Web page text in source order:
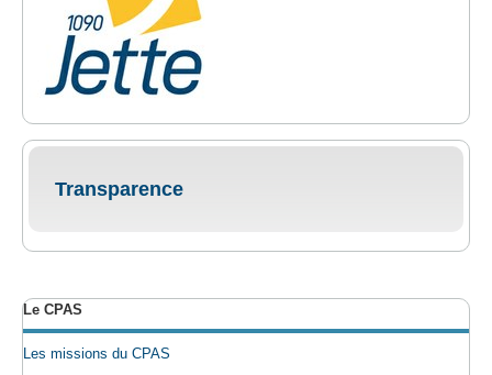
Transparence
Le CPAS
Les missions du CPAS